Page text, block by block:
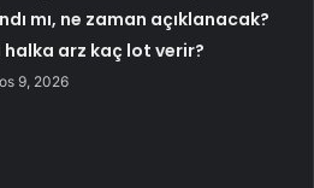
mı, ne zaman açıklanacak?
halka arz kaç lot verir?
9, 2026